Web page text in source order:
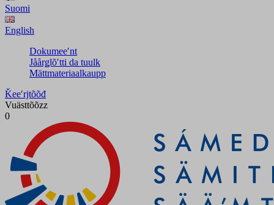
Suomi
English
Dokumeeʹnt
Jåårǥlõʹtti da tuulk
Mättmateriaalkaupp
Ǩeeʹrjtõõđ
Vuästtõõzz
0